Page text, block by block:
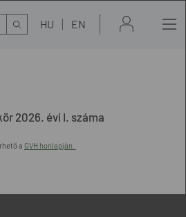
HU EN
2026. évi I. száma
a GVH honlapján.